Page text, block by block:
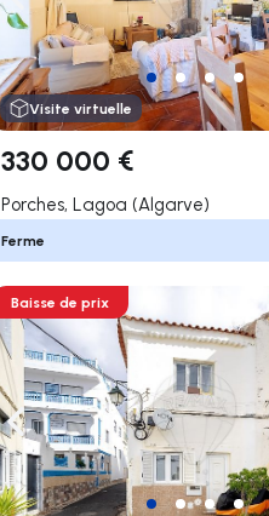
Naviguer vers la gauche
Visite virtuelle
330 000 €
Porches, Lagoa (Algarve)
Ferme
Naviguer vers la gauche
Baisse de prix